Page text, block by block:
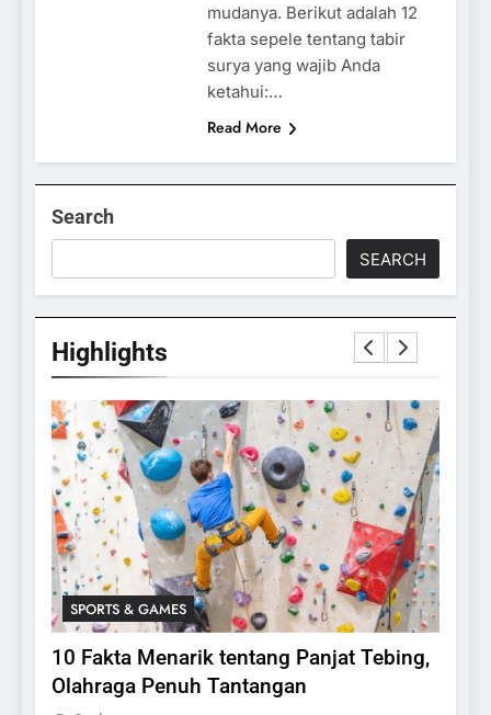
mudanya. Berikut adalah 12
fakta sepele tentang tabir
surya yang wajib Anda
ketahui:…
Read More
Search
SEARCH
Highlights
SPORTS & GAMES
10 Fakta Menarik tentang Panjat Tebing,
Olahraga Penuh Tantangan